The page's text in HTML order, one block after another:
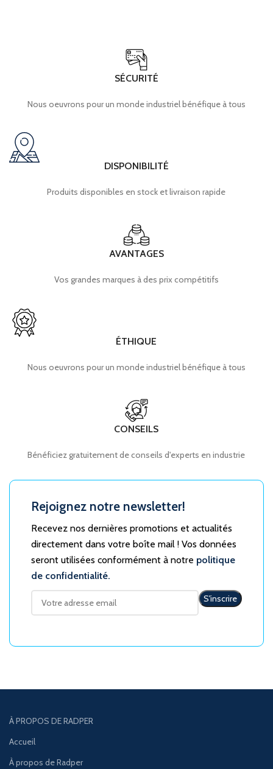
SÉCURITÉ
Nous oeuvrons pour un monde industriel bénéfique à tous
DISPONIBILITÉ
Produits disponibles en stock et livraison rapide
AVANTAGES
Vos grandes marques à des prix compétitifs
ÉTHIQUE
Nous oeuvrons pour un monde industriel bénéfique à tous
CONSEILS
Bénéficiez gratuitement de conseils d'experts en industrie
Rejoignez notre newsletter!
Recevez nos dernières promotions et actualités
directement dans votre boîte mail ! Vos données
seront utilisées conformément à notre politique
de confidentialité.
À PROPOS DE RADPER
Accueil
À propos de Radper